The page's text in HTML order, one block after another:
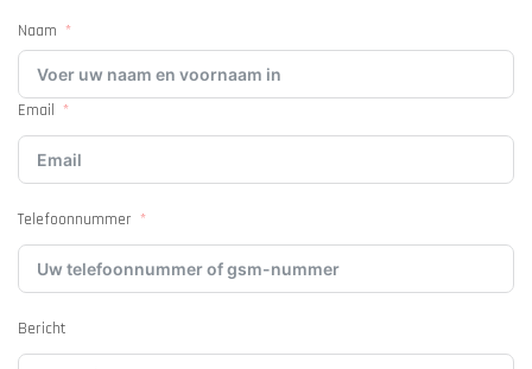
Naam
Email
Telefoonnummer
Bericht